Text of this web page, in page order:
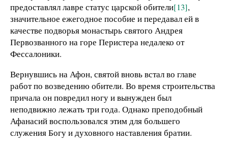
предоставлял лавре статус царской обители[13],
значительное ежегодное пособие и передавал ей в
качестве подворья монастырь святого Андрея
Первозванного на горе Перистера недалеко от
Фессалоники.
Вернувшись на Афон, святой вновь встал во главе
работ по возведению обители. Во время строительства
причала он повредил ногу и вынужден был
неподвижно лежать три года. Однако преподобный
Афанасий воспользовался этим для большего
служения Богу и духовного наставления братии.